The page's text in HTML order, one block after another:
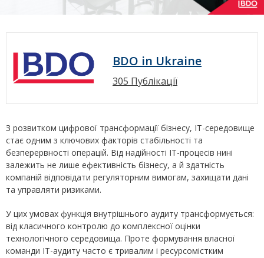
BDO in Ukraine
305 Публікації
З розвитком цифрової трансформації бізнесу, ІТ-середовище
стає одним з ключових факторів стабільності та
безперервності операцій. Від надійності ІТ-процесів нині
залежить не лише ефективність бізнесу, а й здатність
компаній відповідати регуляторним вимогам, захищати дані
та управляти ризиками.
У цих умовах функція внутрішнього аудиту трансформується:
від класичного контролю до комплексної оцінки
технологічного середовища. Проте формування власної
команди ІТ-аудиту часто є тривалим і ресурсомістким